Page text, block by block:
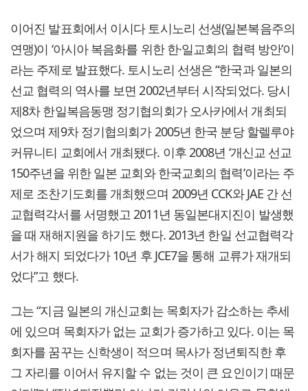
이어진 발표회에서 이시다 토시노리 선생(일본복음주의
연맹)이 ‘아시아 복음화를 위한 한·일교회의 협력 방안’이
라는 주제로 발표했다. 토시노리 선생은 “한국과 일본의
선교 협력의 역사를 보면 2002년부터 시작되었다. 당시
제8차 한일복음동맹 정기협의회가 오사카에서 개최되
었으며 제9차 정기협의회가 2005년 한국 분당 할렐루야
커뮤니티 교회에서 개최됐다. 이후 2008년 ‘개신교 선교
150주년을 위한 일본 교회와 한국교회의 협력’이라는 주
제로 조찬기도회를 개최했으며 2009년 CCK와 JAE 간 선
교협력각서를 서명했고 2011년 동일본대지진이 발생했
을 때 재해지원을 하기도 했다. 2013년 한일 선교협력각
서가 해지 되었다가 10년 후 JCE7을 통해 교류가 재개되
었다”고 했다.
그는 “지금 일본의 개신교회는 목회자가 감소하는 추세
에 있으며 목회자가 없는 교회가 증가하고 있다. 이는 목
회자를 꿈꾸는 신학생이 적으며 목사가 정년퇴직한 후
그 자리를 이어서 유지할 수 없는 것이 큰 요인이기 때문